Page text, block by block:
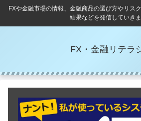
FXや金融市場の情報、金融商品の選び方やリス
結果などを発信していきま
FX・金融リテラ